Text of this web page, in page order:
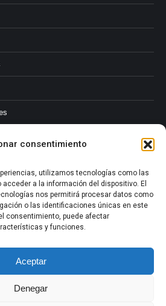
consentimiento
utilizamos tecnologías como las
a la información del dispositivo. El
nos permitirá procesar datos como
o las identificaciones únicas en este
consentimiento, puede afectar
y funciones.
Aceptar
Denegar
de Tbikes, mantente informado de
salidas en grupo, ofertas, sorteos ...